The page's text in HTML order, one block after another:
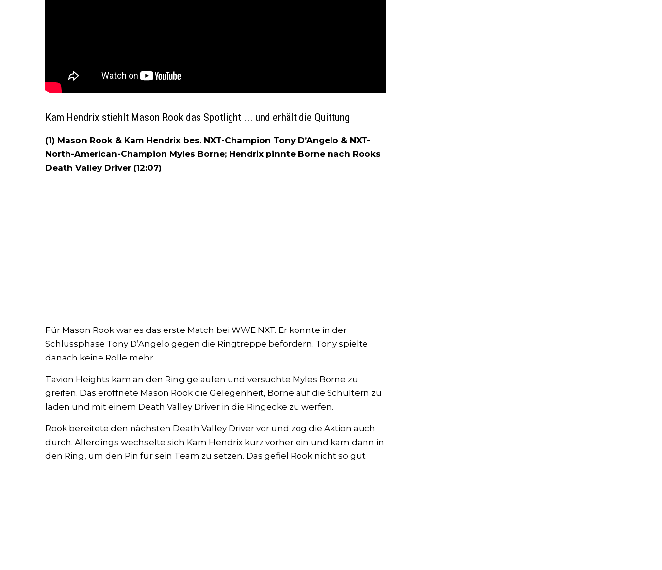
Kam Hendrix stiehlt Mason Rook das Spotlight ... und erhält die Quittung
(1) Mason Rook & Kam Hendrix bes. NXT-Champion Tony D’Angelo & NXT-
North-American-Champion Myles Borne; Hendrix pinnte Borne nach Rooks
Death Valley Driver (12:07)
Für Mason Rook war es das erste Match bei WWE NXT. Er konnte in der
Schlussphase Tony D’Angelo gegen die Ringtreppe befördern. Tony spielte
danach keine Rolle mehr.
Tavion Heights kam an den Ring gelaufen und versuchte Myles Borne zu
greifen. Das eröffnete Mason Rook die Gelegenheit, Borne auf die Schultern zu
laden und mit einem Death Valley Driver in die Ringecke zu werfen.
Rook bereitete den nächsten Death Valley Driver vor und zog die Aktion auch
durch. Allerdings wechselte sich Kam Hendrix kurz vorher ein und kam dann in
den Ring, um den Pin für sein Team zu setzen. Das gefiel Rook nicht so gut.